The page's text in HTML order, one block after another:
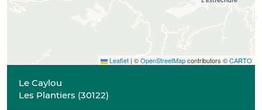
Leaflet | ©OpenStreetMapcontributors ©CARTO
Le Caylou
Les Plantiers (30122)